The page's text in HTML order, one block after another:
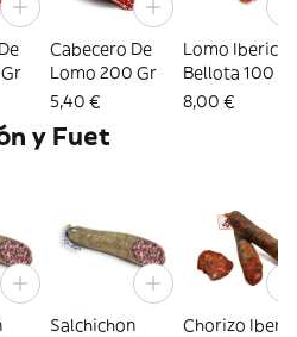
Cabecero De
Lomo 200 Gr
5,40 €
Lomo Iberico
Bellota 100 Gr
8,00 €
y Fuet
Salchichon
Chorizo